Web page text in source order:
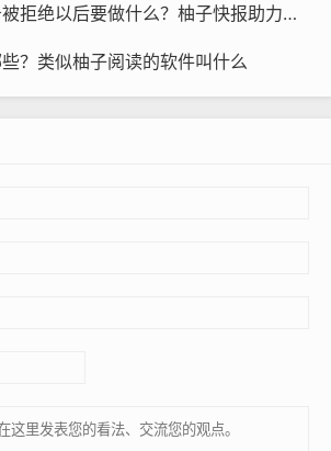
柚子快报助力任务被拒绝以后要做什么？柚子快报助力的昵称是什么
？类似柚子阅读的软件叫什么